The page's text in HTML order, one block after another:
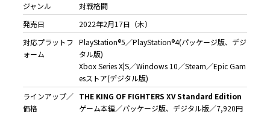
ジャンル
対戦格闘
発売日
2022年2月17日（木）
対応プラットフ
ォーム
PlayStation®5／PlayStation®4(パッケージ版、デジ
タル版)
Xbox Series X|S／Windows 10／Steam／Epic Gam
esストア(デジタル版)
ラインアップ／
価格
THE KING OF FIGHTERS XV Standard Edition
ゲーム本編／パッケージ版、デジタル版／7,920円